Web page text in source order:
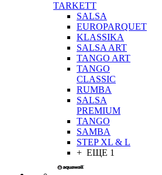
TARKETT
SALSA
EUROPARQUET
KLASSIKA
SALSA ART
TANGO ART
TANGO
CLASSIC
RUMBA
SALSA
PREMIUM
TANGO
SAMBA
STEP XL & L
+ ЕЩЕ 1